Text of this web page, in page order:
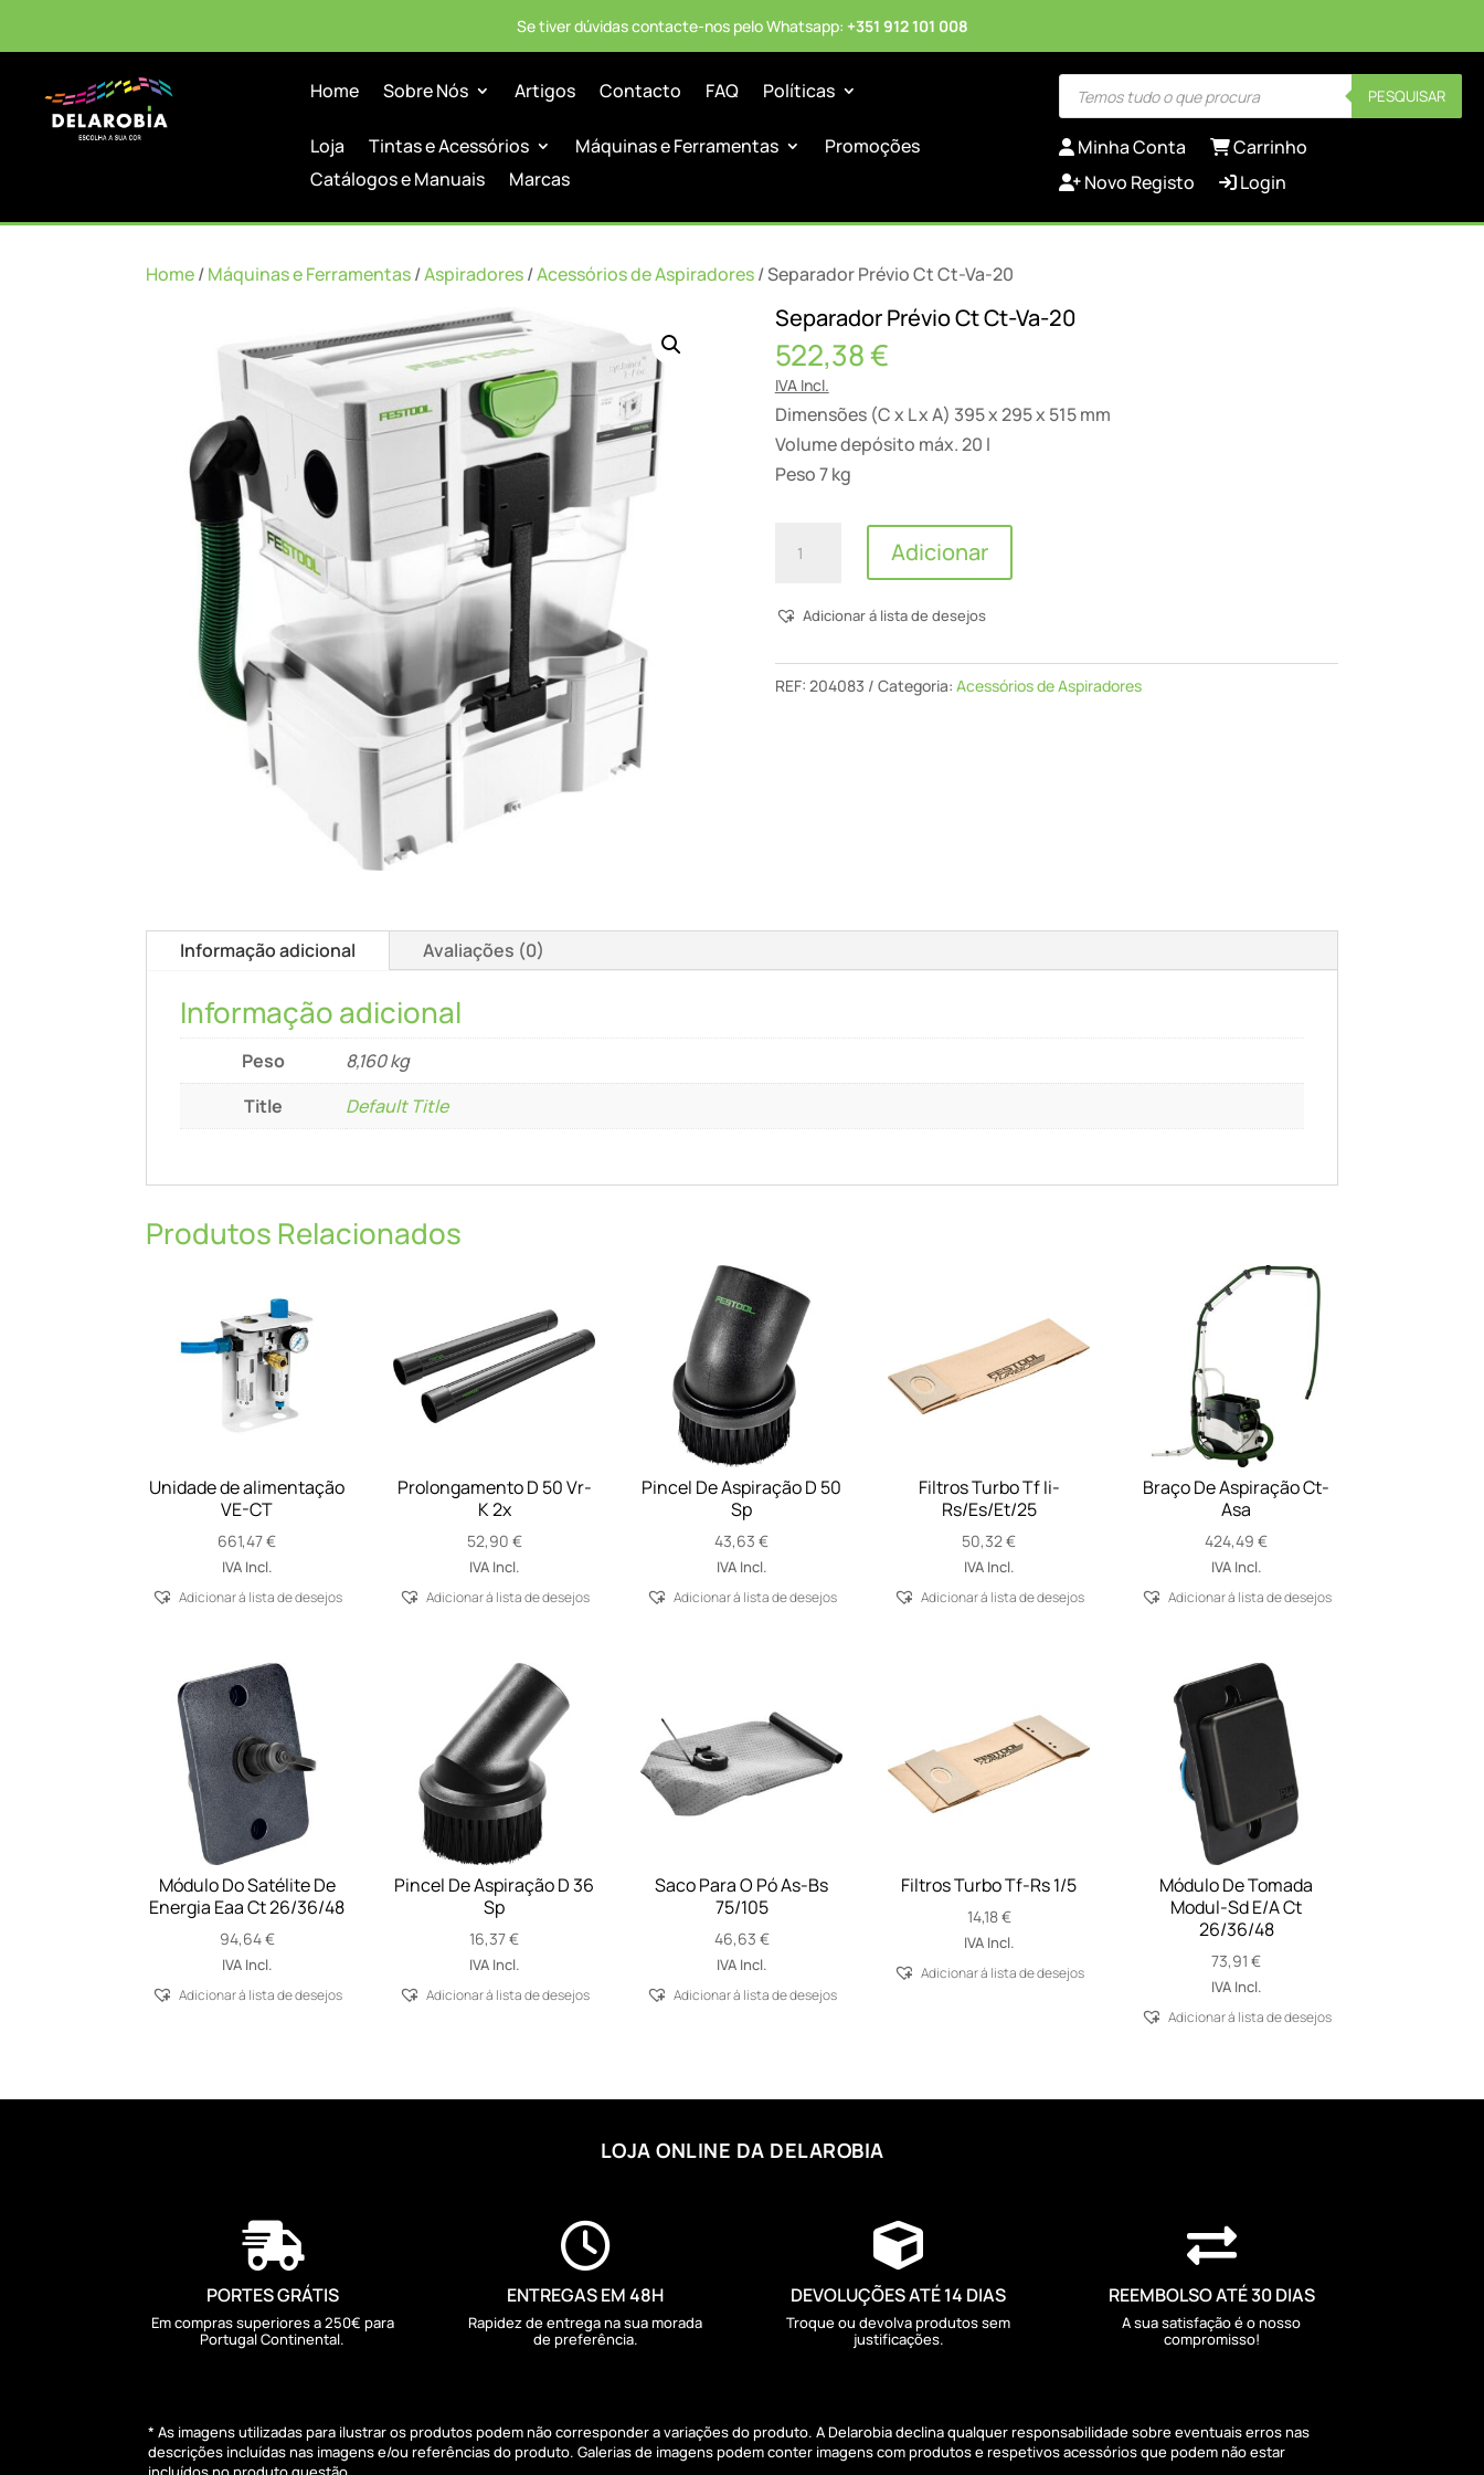
Se tiver dúvidas contacte-nos pelo Whatsapp: +351 912 101 008
Home Sobre Nós Artigos Contacto FAQ Políticas Products
search PESQUISAR
Loja Tintas e Acessórios Máquinas e Ferramentas
Promoções
Catálogos e Manuais
Marcas
Minha Conta
Carrinho
Novo Registo
Login
Home/Máquinas e Ferramentas/Aspiradores/Acessórios de Aspiradores/ Separador Prévio Ct Ct-Va-20
Separador Prévio Ct Ct-Va-20
522,38€
IVA Incl.
Dimensões (C x L x A) 395 x 295 x 515 mm
Volume depósito máx. 20 l
Peso 7 kg
Quantidade
Prévio
Ct-
Adicionar
Adicionar á lista de desejos
REF: 204083 Categoria: Acessórios de Aspiradores
Informação adicional Avaliações (0)
Informação adicional
Peso
8,160 kg
Title
Default Title
Produtos Relacionados
Unidade de alimentação
VE-CT
661,47€
IVA Incl.
Adicionar á lista de desejos
Prolongamento D 50 Vr-
K 2x
52,90 €
IVA Incl.
Adicionar á lista de desejos
Pincel De Aspiração D 50
Sp
43,63€
IVA Incl.
Adicionar á lista de desejos
Filtros Turbo Tf Ii-
Rs/Es/Et/25
50,32€
IVA Incl.
Adicionar á lista de desejos
Braço De Aspiração Ct-
Asa
424,49€
IVA Incl.
Adicionar á lista de desejos
Módulo Do Satélite De
Energia Eaa Ct 26/36/48
94,64€
IVA Incl.
Adicionar á lista de desejos
Pincel De Aspiração D 36
Sp
16,37€
IVA Incl.
Adicionar á lista de desejos
Saco Para O Pó As-Bs
75/105
46,63 €
IVA Incl.
Adicionar á lista de desejos
Filtros Turbo Tf-Rs 1/5
14,18€
IVA Incl.
Adicionar á lista de desejos
Módulo De Tomada
Modul-Sd E/A Ct
26/36/48
73,91€
IVA Incl.
Adicionar á lista de desejos
LOJA ONLINE DA DELAROBIA

PORTES GRÁTIS
Em compras superiores a 250€ para
Portugal Continental.

ENTREGAS EM 48H
Rapidez de entrega na sua morada
de preferência.

DEVOLUÇÕES ATÉ 14 DIAS
Troque ou devolva produtos sem
justificações.

REEMBOLSO ATÉ 30 DIAS
A sua satisfação é o nosso
compromisso!
* As imagens utilizadas para ilustrar os produtos podem não corresponder a variações do produto. A Delarobia declina qualquer responsabilidade sobre eventuais erros nas
descrições incluídas nas imagens e/ou referências do produto. Galerias de imagens podem conter imagens com produtos e respetivos acessórios que podem não estar